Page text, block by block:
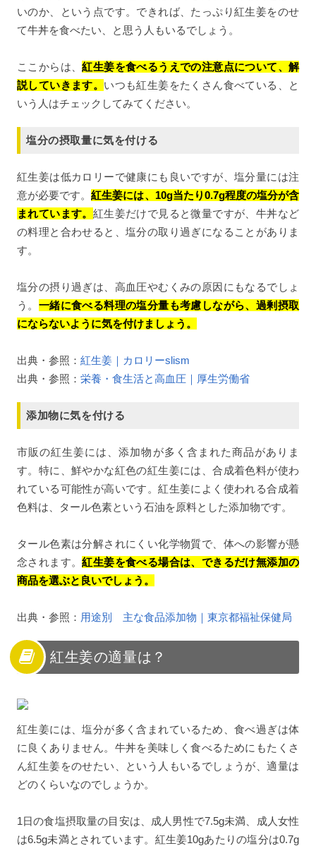
いのか、という点です。できれば、たっぷり紅生姜をのせ
て牛丼を食べたい、と思う人もいるでしょう。
ここからは、紅生姜を食べるうえでの注意点について、解
説していきます。 いつも紅生姜をたくさん食べている、と
いう人はチェックしてみてください。
塩分の摂取量に気を付ける
紅生姜は低カロリーで健康にも良いですが、塩分量には注
意が必要です。紅生姜には、10g当たり0.7g程度の塩分が含
まれています。 紅生姜だけで見ると微量ですが、牛丼など
の料理と合わせると、塩分の取り過ぎになることがありま
す。
塩分の摂り過ぎは、高血圧やむくみの原因にもなるでしょ
う。 一緒に食べる料理の塩分量も考慮しながら、過剰摂取
にならないように気を付けましょう。
出典・参照： 紅生姜｜カロリーslism
出典・参照： 栄養・食生活と高血圧｜厚生労働省
添加物に気を付ける
市販の紅生姜には、添加物が多く含まれた商品がありま
す。特に、鮮やかな紅色の紅生姜には、合成着色料が使わ
れている可能性が高いです。紅生姜によく使われる合成着
色料は、タール色素という石油を原料とした添加物です。
タール色素は分解されにくい化学物質で、体への影響が懸
念されます。紅生姜を食べる場合は、できるだけ無添加の
商品を選ぶと良いでしょう。
出典・参照： 用途別 主な食品添加物｜東京都福祉保健局
紅生姜の適量は？
紅生姜には、塩分が多く含まれているため、食べ過ぎは体
に良くありません。牛丼を美味しく食べるためにもたくさ
ん紅生姜をのせたい、という人もいるでしょうが、適量は
どのくらいなのでしょうか。
1日の食塩摂取量の目安は、成人男性で7.5g未満、成人女性
は6.5g未満とされています。紅生姜10gあたりの塩分は0.7g